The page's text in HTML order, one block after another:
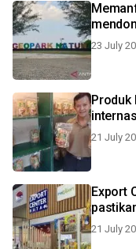
23 July
Produk
21 July
Export
21 July